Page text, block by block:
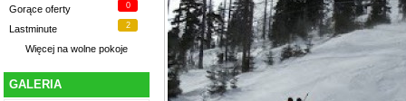
Gorące oferty 0
Lastminute 2
Więcej na wolne pokoje
GALERIA